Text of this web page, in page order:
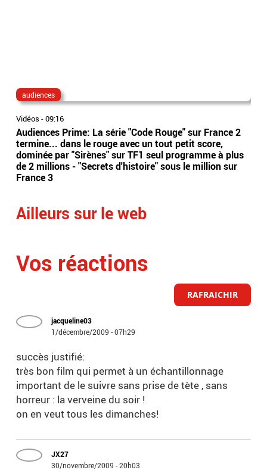
audiences
Vidéos -09:16
Audiences Prime: La série "Code Rouge" sur France 2
termine... dans le rouge avec un tout petit score,
dominée par "Sirènes" sur TF1 seul programme à plus
de 2 millions - "Secrets d'histoire" sous le million sur
France 3
Ailleurs sur le web
Vos réactions
RAFRAICHIR
jacqueline03
1/décembre/2009 - 07h29
succès justifié:
très bon film qui permet à un échantillonnage
important de le suivre sans prise de tète , sans
horreur : la verveine du soir !
on en veut tous les dimanches!
JX27
30/novembre/2009 - 20h03